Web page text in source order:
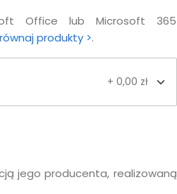
Office lub Microsoft 365
produkty >.
+ 0,00 zł
jego producenta, realizowaną